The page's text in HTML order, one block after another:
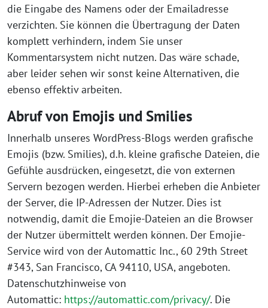
die Eingabe des Namens oder der Emailadresse
verzichten. Sie können die Übertragung der Daten
komplett verhindern, indem Sie unser
Kommentarsystem nicht nutzen. Das wäre schade,
aber leider sehen wir sonst keine Alternativen, die
ebenso effektiv arbeiten.
Abruf von Emojis und Smilies
Innerhalb unseres WordPress-Blogs werden grafische
Emojis (bzw. Smilies), d.h. kleine grafische Dateien, die
Gefühle ausdrücken, eingesetzt, die von externen
Servern bezogen werden. Hierbei erheben die Anbieter
der Server, die IP-Adressen der Nutzer. Dies ist
notwendig, damit die Emojie-Dateien an die Browser
der Nutzer übermittelt werden können. Der Emojie-
Service wird von der Automattic Inc., 60 29th Street
#343, San Francisco, CA 94110, USA, angeboten.
Datenschutzhinweise von
Automattic: https://automattic.com/privacy/. Die